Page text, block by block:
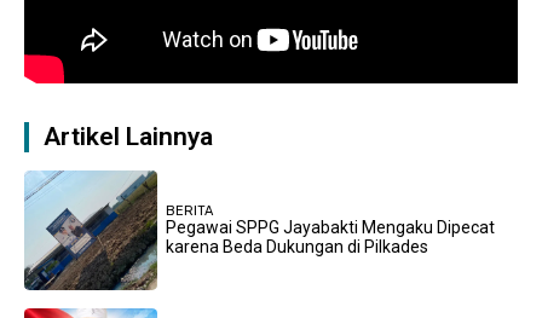
Artikel Lainnya
BERITA
Pegawai SPPG Jayabakti Mengaku Dipecat
karena Beda Dukungan di Pilkades